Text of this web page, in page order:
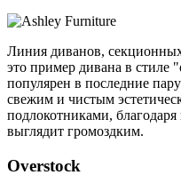
Линия диванов,
это пример дивана в стиле
популярен в последние
свежим и чистым
подлокотниками,
выглядит громоздким.
Overstock